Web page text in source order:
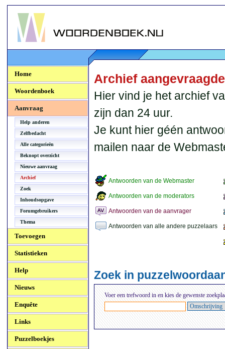
Woordenboek.NU
Home
Woordenboek
Aanvraag
Help anderen
Zelfbedacht
Alle categorieën
Beknopt overzicht
Nieuwe aanvraag
Archief
Zoek
Inhoudsopgave
Forumgebruikers
Thema
Toevoegen
Statistieken
Help
Nieuws
Enquête
Links
Puzzelboekjes
Archief
Hier vind je het archief
zijn dan 24 uur.
Je kunt hier géén
mailen naar de
Antwoorden van de Webmaster
Antwoorden van de moderators
Antwoorden van de aanvrager
Antwoorden van alle andere puzzelaars
Zoek in
Voer een trefwoord in en kies de gewenste